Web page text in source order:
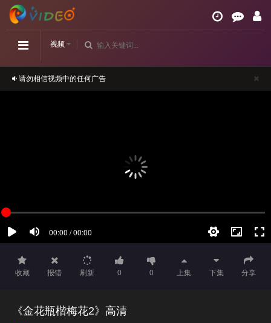
视频
请勿相信视频中的任何广告
收藏 报错 刷新 0 0 上集 下集 分享
《金花瓶楷梅花2》高清